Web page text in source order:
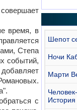
время, в
Степа
событий,
с
Шепот
Ночи
Марти
История